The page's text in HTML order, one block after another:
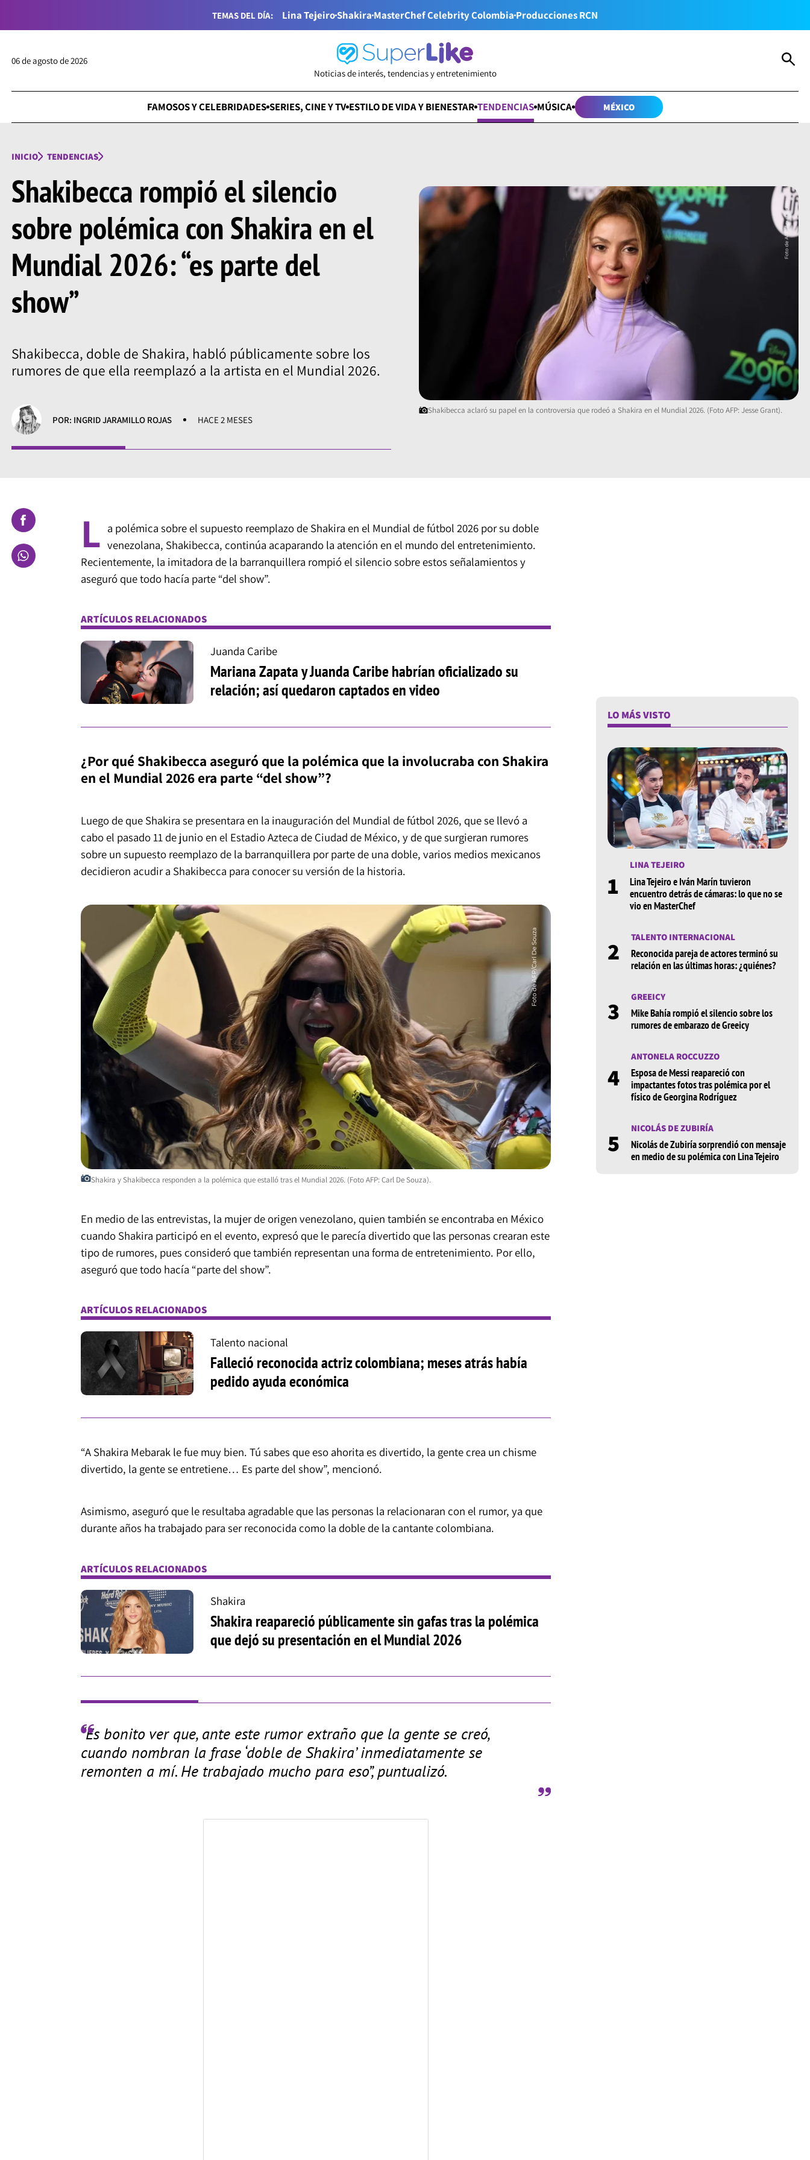
TEMAS DEL DÍA: Lina TejeiroShakiraMasterChef Celebrity ColombiaProducciones RCN
06 de agosto de 2026
Noticias de interés, tendencias y entretenimiento
FAMOSOS Y CELEBRIDADES SERIES, CINE Y TV ESTILO DE VIDA Y BIENESTAR TENDENCIAS MÚSICA MÉXICO
INICIO TENDENCIAS
Shakibecca rompió el silencio
sobre polémica con Shakira en el
Mundial 2026: “es parte del
show”
Shakibecca, doble de Shakira, habló públicamente sobre los
rumores de que ella reemplazó a la artista en el Mundial 2026.
POR: INGRID JARAMILLO ROJAS HACE 2 MESES
Shakibecca aclaró su papel en la controversia que rodeó a Shakira en el Mundial 2026. (Foto AFP: Jesse Grant).
L a polémica sobre el supuesto reemplazo de Shakira en el Mundial de fútbol 2026 por su doble
venezolana, Shakibecca, continúa acaparando la atención en el mundo del entretenimiento.
Recientemente, la imitadora de la barranquillera rompió el silencio sobre estos señalamientos y
aseguró que todo hacía parte “del show”.
ARTÍCULOS RELACIONADOS
Juanda Caribe
Mariana Zapata y Juanda Caribe habrían oficializado su
relación; así quedaron captados en video
¿Por qué Shakibecca aseguró que la polémica que la involucraba con Shakira
en el Mundial 2026 era parte “del show”?
Luego de que Shakira se presentara en la inauguración del Mundial de fútbol 2026, que se llevó a
cabo el pasado 11 de junio en el Estadio Azteca de Ciudad de México, y de que surgieran rumores
sobre un supuesto reemplazo de la barranquillera por parte de una doble, varios medios mexicanos
decidieron acudir a Shakibecca para conocer su versión de la historia.
Shakira y Shakibecca responden a la polémica que estalló tras el Mundial 2026. (Foto AFP: Carl De Souza).
En medio de las entrevistas, la mujer de origen venezolano, quien también se encontraba en México
cuando Shakira participó en el evento, expresó que le parecía divertido que las personas crearan este
tipo de rumores, pues consideró que también representan una forma de entretenimiento. Por ello,
aseguró que todo hacía “parte del show”.
ARTÍCULOS RELACIONADOS
Talento nacional
Falleció reconocida actriz colombiana; meses atrás había
pedido ayuda económica
“A Shakira Mebarak le fue muy bien. Tú sabes que eso ahorita es divertido, la gente crea un chisme
divertido, la gente se entretiene… Es parte del show”, mencionó.
Asimismo, aseguró que le resultaba agradable que las personas la relacionaran con el rumor, ya que
durante años ha trabajado para ser reconocida como la doble de la cantante colombiana.
ARTÍCULOS RELACIONADOS
Shakira
Shakira reapareció públicamente sin gafas tras la polémica
que dejó su presentación en el Mundial 2026
“Es bonito ver que, ante este rumor extraño que la gente se creó,
cuando nombran la frase ‘doble de Shakira’ inmediatamente se
remonten a mí. He trabajado mucho para eso”, puntualizó.
LO MÁS VISTO
1
LINA TEJEIRO
Lina Tejeiro e Iván Marín tuvieron
encuentro detrás de cámaras: lo que no se
vio en MasterChef
2
TALENTO INTERNACIONAL
Reconocida pareja de actores terminó su
relación en las últimas horas: ¿quiénes?
3
GREEICY
Mike Bahía rompió el silencio sobre los
rumores de embarazo de Greeicy
4
ANTONELA ROCCUZZO
Esposa de Messi reapareció con
impactantes fotos tras polémica por el
físico de Georgina Rodríguez
5
NICOLÁS DE ZUBIRÍA
Nicolás de Zubiría sorprendió con mensaje
en medio de su polémica con Lina Tejeiro